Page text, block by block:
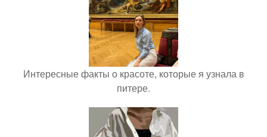
Интересные факты о красоте, которые я узнала в
питере.